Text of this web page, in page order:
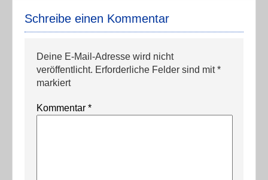
Schreibe einen Kommentar
Deine E-Mail-Adresse wird nicht
veröffentlicht. Erforderliche Felder sind mit*
markiert
Kommentar *